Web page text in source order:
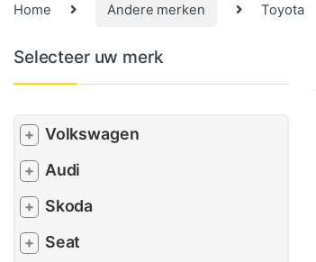
Home Andere merken Toyota
Selecteer uw merk
+ Volkswagen
+ Audi
+ Skoda
+ Seat